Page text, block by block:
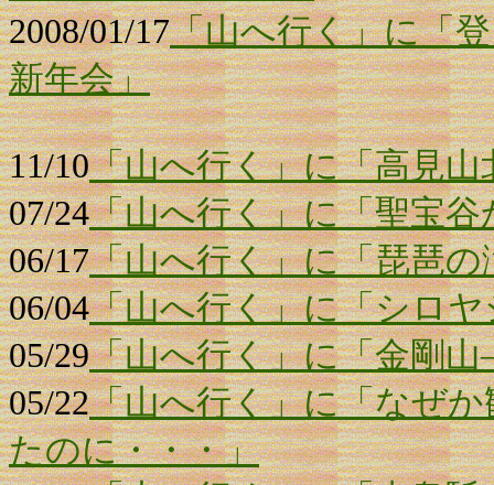
2008/01/17「山へ行く」に「
新年会」
11/10「山へ行く」に「高見山
07/24「山へ行く」に「聖宝
06/17「山へ行く」に「琵琶
06/04「山へ行く」に「シロヤ
05/29「山へ行く」に「金剛
05/22「山へ行く」に「なぜ
たのに・・・」